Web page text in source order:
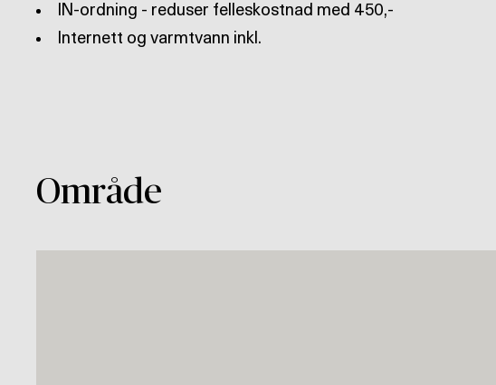
Internett og varmtvann inkl.
Område